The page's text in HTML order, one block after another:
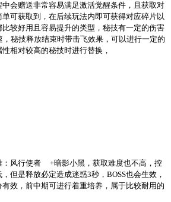
会赠送非常容易满足激活觉醒条件，且获取对
可获取到，在后续玩法内即可获得对应碎片以
较好用且容易提升的类型，秘技有一定的伤害
秘技释放结束时带击飞效果，可以进行一定的
相对较高的秘技时进行替换，
：风行使者
+暗影小黑，获取难度也不高，控
但是释放必定造成迷惑3秒，BOSS也会生效，
效，前中期可进行着重培养，属于比较耐用的